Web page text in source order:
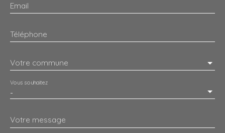
Email
Téléphone
Votre commune
-
Vous souhaitez
Votre message